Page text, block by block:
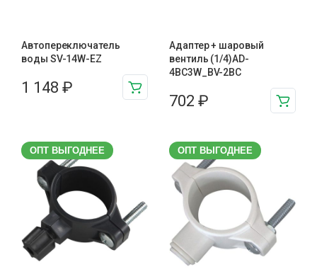
Автопереключатель
воды SV-14W-EZ
1 148 ₽
Адаптер + шаровый
вентиль (1/4)AD-
4BC3W_BV-2BC
702 ₽
ОПТ ВЫГОДНЕЕ ОПТ ВЫГОДНЕЕ